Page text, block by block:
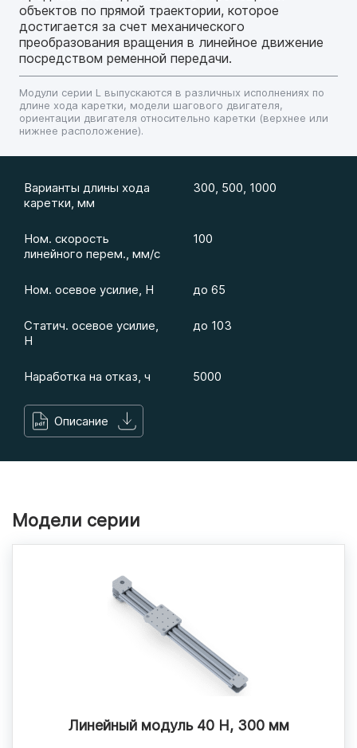
Варианты длины хода
каретки, мм
300, 500, 1000
Ном. скорость
линейного перем., мм/с
100
Ном. осевое усилие, H до 65
Статич. осевое усилие,
H
до 103
Наработка на отказ, ч 5000
Описание
объектов по прямой траектории, которое
достигается за счет механического
преобразования вращения в линейное движение
посредством ременной передачи.
Модули серии L выпускаются в различных исполнениях по
длине хода каретки, модели шагового двигателя,
ориентации двигателя относительно каретки (верхнее или
нижнее расположение).
Модели серии
Линейный модуль 40 Н, 300 мм